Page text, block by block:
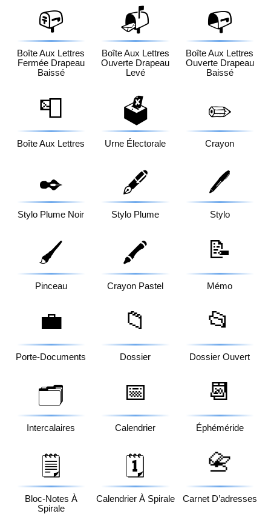
📪
Boîte Aux Lettres
Fermée Drapeau
Baissé
📬
Boîte Aux Lettres
Ouverte Drapeau
Levé
📭
Boîte Aux Lettres
Ouverte Drapeau
Baissé
📮
Boîte Aux Lettres
🗳️
Urne Électorale
✏️
Crayon
✒️
Stylo Plume Noir
🖋️
Stylo Plume
🖊️
Stylo
🖌️
Pinceau
🖍️
Crayon Pastel
📝
Mémo
💼
Porte-Documents
📁
Dossier
📂
Dossier Ouvert
🗂️
Intercalaires
📅
Calendrier
📆
Éphéméride
🗒️
Bloc-Notes À
Spirale
🗓️
Calendrier À Spirale
📇
Carnet D’adresses